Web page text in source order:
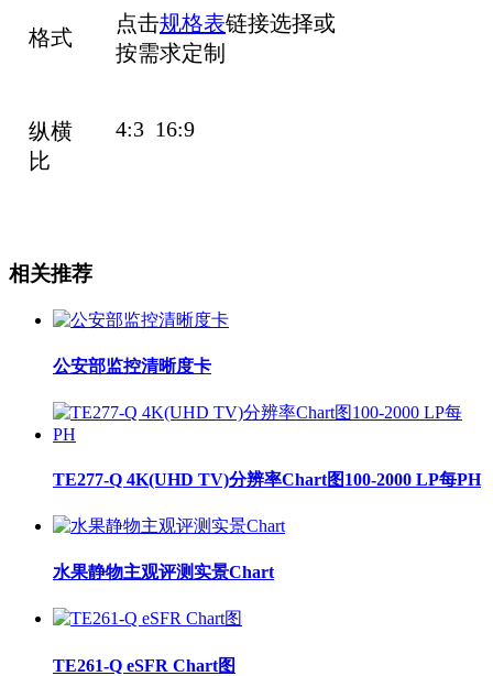
格式
点击规格表链接选择或
按需求定制
纵横
比
4:3 16:9
相关推荐
公安部监控清晰度卡
TE277-Q 4K(UHD TV)分辨率Chart图100-2000 LP每PH
水果静物主观评测实景Chart
TE261-Q eSFR Chart图